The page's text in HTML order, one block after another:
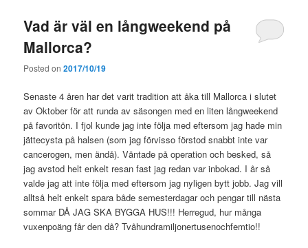
Vad är väl en långweekend på
Mallorca?
Posted on2017/10/19
Senaste 4 åren har det varit tradition att åka till Mallorca i slutet
av Oktober för att runda av säsongen med en liten långweekend
på favoritön. I fjol kunde jag inte följa med eftersom jag hade min
jättecysta på halsen (som jag förvisso förstod snabbt inte var
cancerogen, men ändå). Väntade på operation och besked, så
jag avstod helt enkelt resan fast jag redan var inbokad. I år så
valde jag att inte följa med eftersom jag nyligen bytt jobb. Jag vill
alltså helt enkelt spara både semesterdagar och pengar till nästa
sommar DÅ JAG SKA BYGGA HUS!!! Herregud, hur många
vuxenpoäng får den då? Tvåhundramiljonertusenochfemtio!!